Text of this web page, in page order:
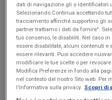
installati ed i driver. Evita di
account in dispositivi che non
Utilizza reti sicure
Presta particolare
pubbliche e gratuite, anche
per accedervi: potrebbero
dati di navigazione gli o identificatori
Selezionando Continua accettando
tracciamento affinché supportino gli
partner trattiamo i dati da fornire".
tuo consenso, le disabiliti. Nel caso
essere disabilitate, alcuni contenuti
essere rilevanti. Puoi accedere
modificare le tue scelte o per
Modifica Preferenze in fondo alla
nel contesto del nostro Sito web. Per
l'Informativa sulla privacy. Scopri di